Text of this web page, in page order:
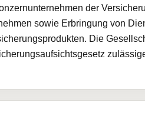
der
sowie Erbringung von
Die